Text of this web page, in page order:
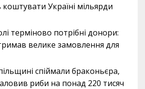
Україні мільярди
терміново потрібні донори:
велике замовлення для
спіймали браконьєра,
риби на понад 220 тисяч